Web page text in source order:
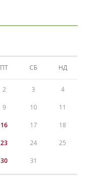
ПТ СБ НД
2 3 4
9 10 11
16 17 18
23 24 25
30 31